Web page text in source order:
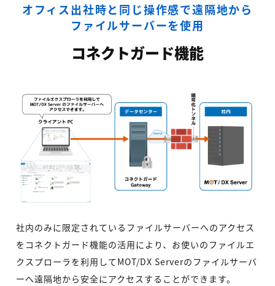
オフィス出社時と同じ操作感で遠隔地から
ファイルサーバーを使用
コネクトガード機能
社内のみに限定されているファイルサーバーへのアクセス
をコネクトガード機能の活用により、お使いのファイルエ
クスプローラを利用してMOT/DX Serverのファイルサーバ
ーへ遠隔地から安全にアクセスすることができます。